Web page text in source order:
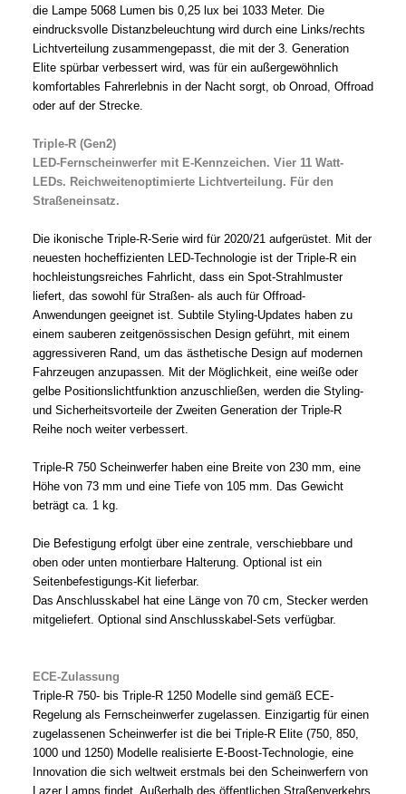
die Lampe 5068 Lumen bis 0,25 lux bei 1033 Meter. Die
eindrucksvolle Distanzbeleuchtung wird durch eine Links/rechts
Lichtverteilung zusammengepasst, die mit der 3. Generation
Elite spürbar verbessert wird, was für ein außergewöhnlich
komfortables Fahrerlebnis in der Nacht sorgt, ob Onroad, Offroad
oder auf der Strecke.
Triple-R (Gen2)
LED-Fernscheinwerfer mit E-Kennzeichen. Vier 11 Watt-
LEDs. Reichweitenoptimierte Lichtverteilung. Für den
Straßeneinsatz.
Die ikonische Triple-R-Serie wird für 2020/21 aufgerüstet. Mit der
neuesten hocheffizienten LED-Technologie ist der Triple-R ein
hochleistungsreiches Fahrlicht, dass ein Spot-Strahlmuster
liefert, das sowohl für Straßen- als auch für Offroad-
Anwendungen geeignet ist. Subtile Styling-Updates haben zu
einem sauberen zeitgenössischen Design geführt, mit einem
aggressiveren Rand, um das ästhetische Design auf modernen
Fahrzeugen anzupassen. Mit der Möglichkeit, eine weiße oder
gelbe Positionslichtfunktion anzuschließen, werden die Styling-
und Sicherheitsvorteile der Zweiten Generation der Triple-R
Reihe noch weiter verbessert.
Triple-R 750 Scheinwerfer haben eine Breite von 230 mm, eine
Höhe von 73 mm und eine Tiefe von 105 mm. Das Gewicht
beträgt ca. 1 kg.
Die Befestigung erfolgt über eine zentrale, verschiebbare und
oben oder unten montierbare Halterung. Optional ist ein
Seitenbefestigungs-Kit lieferbar.
Das Anschlusskabel hat eine Länge von 70 cm, Stecker werden
mitgeliefert. Optional sind Anschlusskabel-Sets verfügbar.
ECE-Zulassung
Triple-R 750- bis Triple-R 1250 Modelle sind gemäß ECE-
Regelung als Fernscheinwerfer zugelassen. Einzigartig für einen
zugelassenen Scheinwerfer ist die bei Triple-R Elite (750, 850,
1000 und 1250) Modelle realisierte E-Boost-Technologie, eine
Innovation die sich weltweit erstmals bei den Scheinwerfern von
Lazer Lamps findet. Außerhalb des öffentlichen Straßenverkehrs